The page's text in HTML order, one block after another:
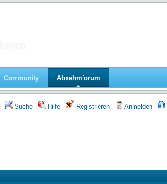
Community Abnehmforum
Suche Hilfe Registrieren Anmelden